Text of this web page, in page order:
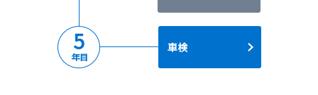
5
年目
車検